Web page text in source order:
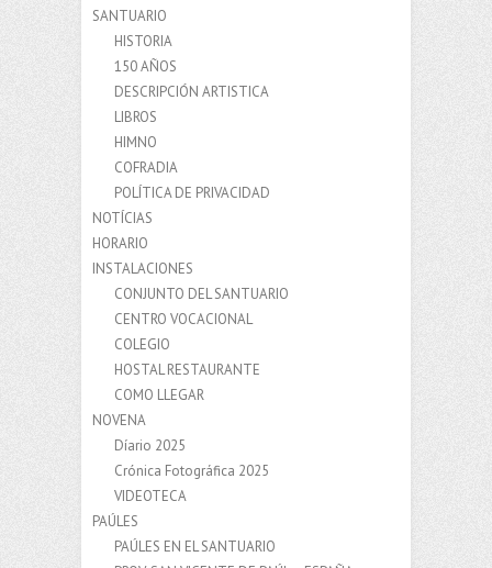
SANTUARIO
HISTORIA
150 AÑOS
DESCRIPCIÓN ARTISTICA
LIBROS
HIMNO
COFRADIA
POLÍTICA DE PRIVACIDAD
NOTÍCIAS
HORARIO
INSTALACIONES
CONJUNTO DEL SANTUARIO
CENTRO VOCACIONAL
COLEGIO
HOSTAL RESTAURANTE
COMO LLEGAR
NOVENA
Díario 2025
Crónica Fotográfica 2025
VIDEOTECA
PAÚLES
PAÚLES EN EL SANTUARIO